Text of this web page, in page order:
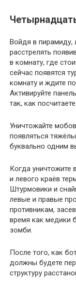
Войдя в пирамиду,
расстрелять
в комнату, где
сейчас появятся
комнату и ждите
Активируйте
так, как
Уничтожайте
появляться
буквально одним
Когда уничтожите
и левого краёв
Штурмовики и
левые и правые
противникам,
время как медики
зомби.
После того, как
должны будете
структуру